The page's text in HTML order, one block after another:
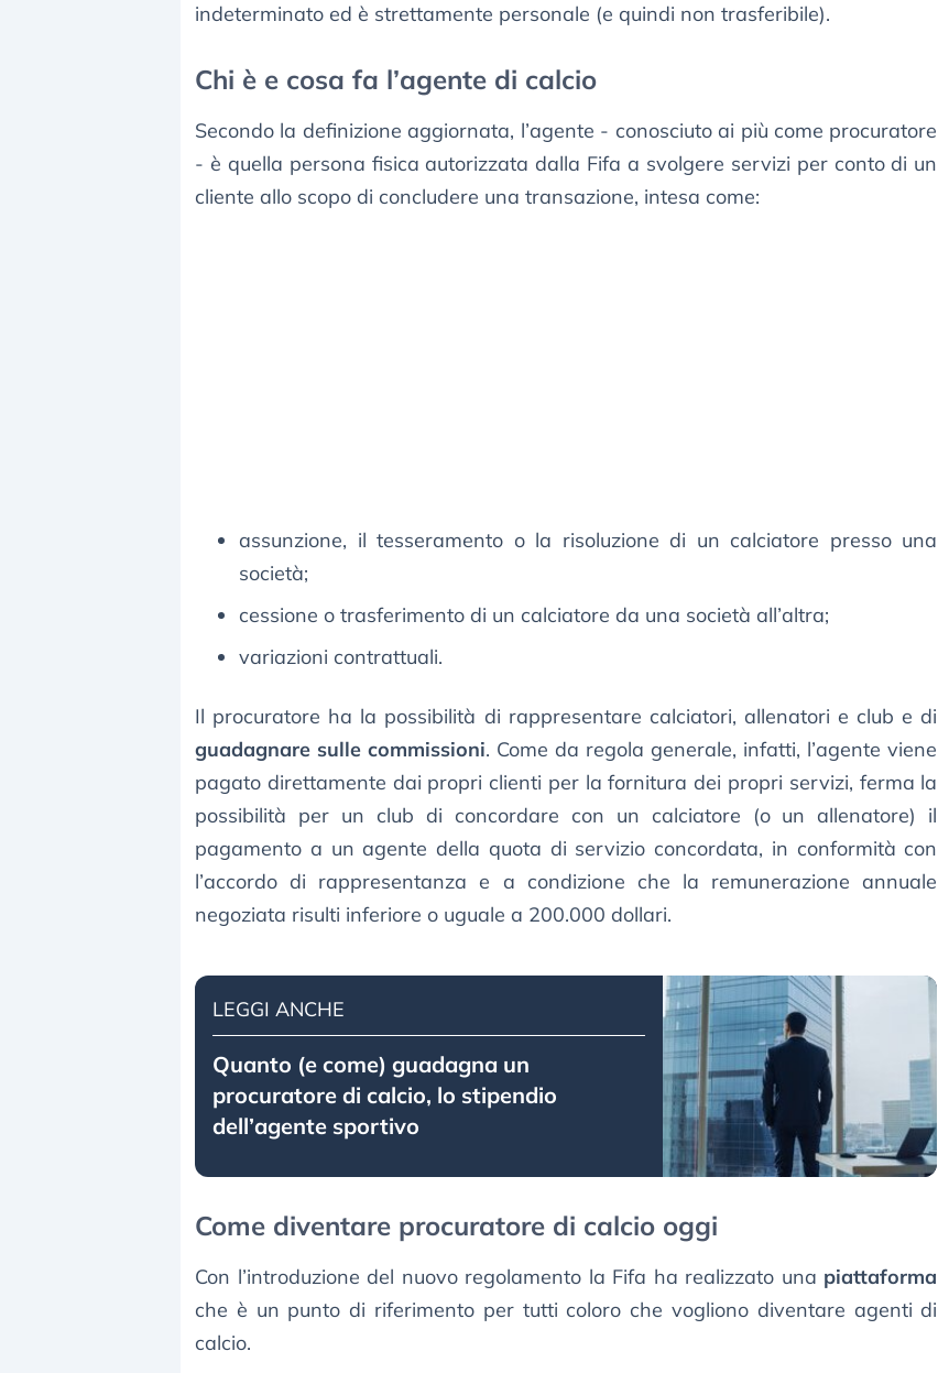
indeterminato ed è strettamente personale (e quindi non trasferibile).
Chi è e cosa fa l’agente di calcio
Secondo la definizione aggiornata, l’agente - conosciuto ai più come procuratore
- è quella persona fisica autorizzata dalla Fifa a svolgere servizi per conto di un
cliente allo scopo di concludere una transazione, intesa come:
assunzione, il tesseramento o la risoluzione di un calciatore presso una
società;
cessione o trasferimento di un calciatore da una società all’altra;
variazioni contrattuali.
Il procuratore ha la possibilità di rappresentare calciatori, allenatori e club e di
guadagnare sulle commissioni. Come da regola generale, infatti, l’agente viene
pagato direttamente dai propri clienti per la fornitura dei propri servizi, ferma la
possibilità per un club di concordare con un calciatore (o un allenatore) il
pagamento a un agente della quota di servizio concordata, in conformità con
l’accordo di rappresentanza e a condizione che la remunerazione annuale
negoziata risulti inferiore o uguale a 200.000 dollari.
LEGGI ANCHE
Quanto (e come) guadagna un
procuratore di calcio, lo stipendio
dell’agente sportivo
Come diventare procuratore di calcio oggi
Con l’introduzione del nuovo regolamento la Fifa ha realizzato una piattaforma
che è un punto di riferimento per tutti coloro che vogliono diventare agenti di
calcio.